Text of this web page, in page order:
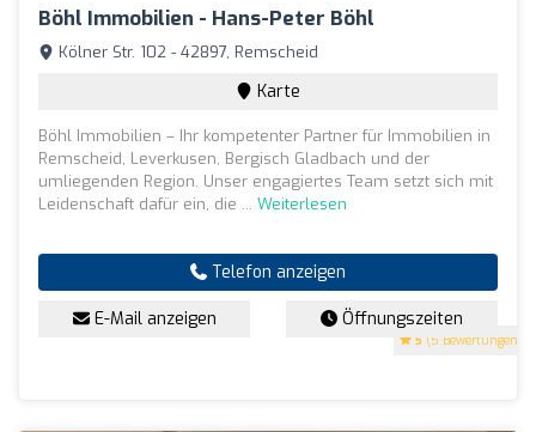
Böhl Immobilien - Hans-Peter Böhl
5 (5 Bewertungen)
Kölner Str. 102 - 42897, Remscheid
Karte
Böhl Immobilien – Ihr kompetenter Partner für Immobilien in
Remscheid, Leverkusen, Bergisch Gladbach und der
umliegenden Region. Unser engagiertes Team setzt sich mit
Leidenschaft dafür ein, die ... Weiterlesen
Telefon anzeigen
E-Mail anzeigen Öffnungszeiten